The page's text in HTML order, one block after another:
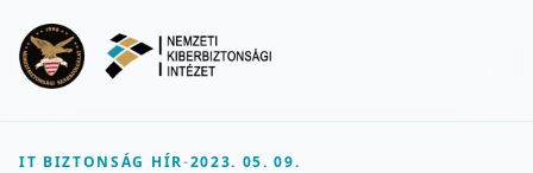
IT BIZTONSÁG HÍR-2023. 05. 09.